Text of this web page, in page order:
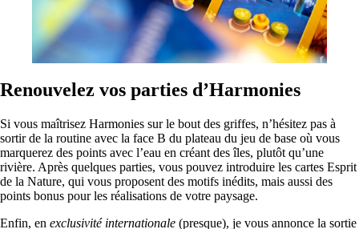
Renouvelez vos parties d’Harmonies
Si vous maîtrisez Harmonies sur le bout des griffes, n’hésitez pas à
sortir de la routine avec la face B du plateau du jeu de base où vous
marquerez des points avec l’eau en créant des îles, plutôt qu’une
rivière. Après quelques parties, vous pouvez introduire les cartes Esprit
de la Nature, qui vous proposent des motifs inédits, mais aussi des
points bonus pour les réalisations de votre paysage.
Enfin, en exclusivité internationale (presque), je vous annonce la sortie